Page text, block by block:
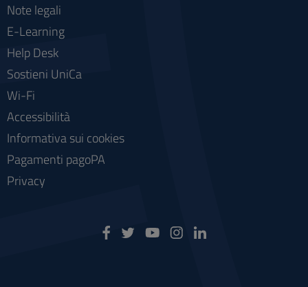
Note legali
E-Learning
Help Desk
Sostieni UniCa
Wi-Fi
Accessibilità
Informativa sui cookies
Pagamenti pagoPA
Privacy